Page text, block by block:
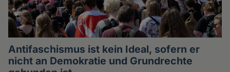
Antifaschismus ist kein Ideal, sofern er
nicht an Demokratie und Grundrechte